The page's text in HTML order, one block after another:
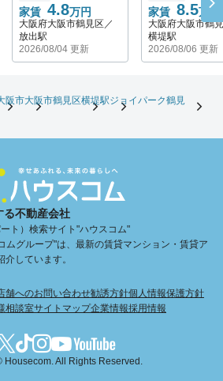
家賃 4.8万円
大阪府大阪市鶴見区／
放出駅
2026/08/04 更新
家賃 8.5万円
大阪府大阪市鶴
横堤駅
2026/08/06 更新
阪市大阪市鶴見区横堤駅ジョイパーク鶴見
る不動産会社
ト）検索サイト"ハウスコム"
ムグループ"は、最新の賃貸マンション・賃貸ア
しています。
舗へのお問い合わせ勧誘方針個人情報保護方針
相談室サイトマップ企業情報採用情報
Housecom. All Rights Reserved.